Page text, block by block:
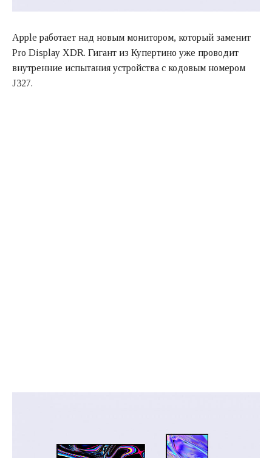
Apple работает над новым монитором, который заменит
Pro Display XDR. Гигант из Купертино уже проводит
внутренние испытания устройства с кодовым номером
J327.